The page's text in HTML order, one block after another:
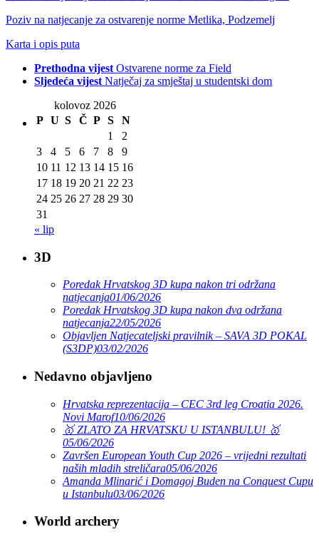
Poziv na natjecanje za ostvarenje norme Metlika, Podzemelj
Karta i opis puta
Prethodna vijest Ostvarene norme za Field
Sljedeća vijest Natječaj za smještaj u studentski dom
kolovoz 2026
P U S Č P S
N
1
2
3
4 5 6 7 8
9
10 11 12 13 14 15 16
17 18 19 20 21 22 23
24 25 26 27 28 29 30
31
« lip
3D
Poredak Hrvatskog 3D kupa nakon tri održana
natjecanja01/06/2026
Poredak Hrvatskog 3D kupa nakon dva održana
natjecanja22/05/2026
Objavljen Natjecateljski pravilnik – SAVA 3D POKAL
(S3DP)03/02/2026
Nedavno objavljeno
Hrvatska reprezentacija – CEC 3rd leg Croatia 2026.
Novi Marof10/06/2026
🥇 ZLATO ZA HRVATSKU U ISTANBULU! 🥇
05/06/2026
Završen European Youth Cup 2026 – vrijedni rezultati
naših mladih streličara05/06/2026
Amanda Mlinarić i Domagoj Buden na Conquest Cupu
u Istanbulu03/06/2026
World archery